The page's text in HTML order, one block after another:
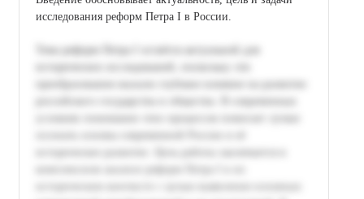
исследования реформ Петра I в России.